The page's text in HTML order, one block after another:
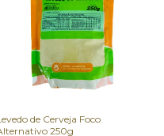
de Cerveja Foco
250g